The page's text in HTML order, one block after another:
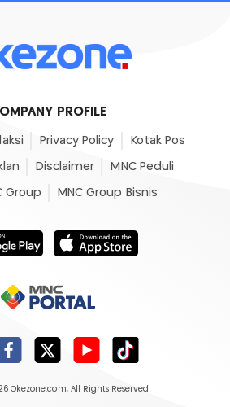
PROFILE
Privacy Policy Kotak Pos
Disclaimer MNC Peduli
Group MNC Group Bisnis
Okezone.com, All Rights Reserved